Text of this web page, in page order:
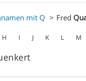
mit Q Fred
H I J K L M